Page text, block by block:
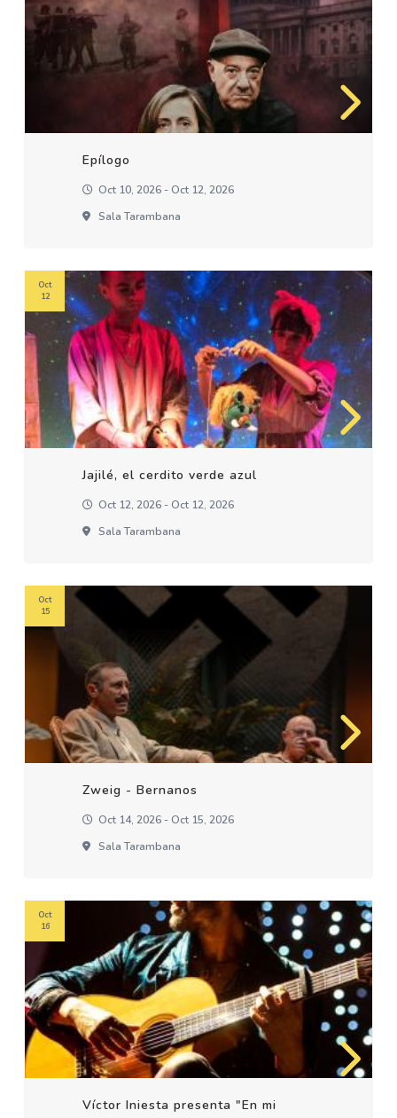
Epílogo
Oct 10, 2026 - Oct 12, 2026
Sala Tarambana
Jajilé, el cerdito verde azul
Oct 12, 2026 - Oct 12, 2026
Sala Tarambana
Oct
12
Zweig - Bernanos
Oct 14, 2026 - Oct 15, 2026
Sala Tarambana
Oct
15
Víctor Iniesta presenta "En mi
Oct
16